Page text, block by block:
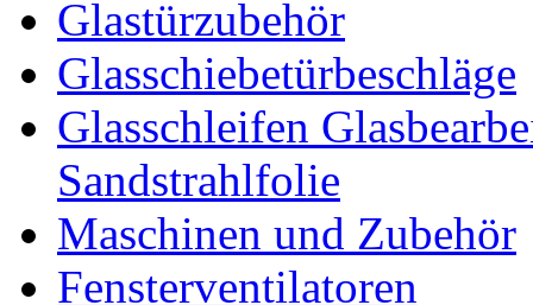
Glastürzubehör
Glasschiebetürbeschläge
Glasschleifen
Sandstrahlfolie
Maschinen und Zubehör
Fensterventilatoren